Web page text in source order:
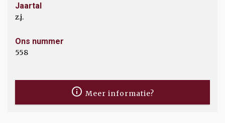
Jaartal
z.j.
Ons nummer
558
Meer informatie?